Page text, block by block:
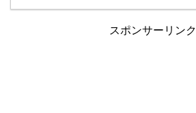
スポンサーリンク